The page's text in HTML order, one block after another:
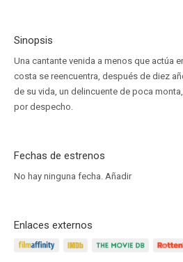
Sinopsis
Una cantante venida a menos que actúa
costa se reencuentra, después de diez
de su vida, un delincuente de poca
por despecho.
Fechas de estrenos
No hay ninguna fecha. Añadir
Enlaces externos